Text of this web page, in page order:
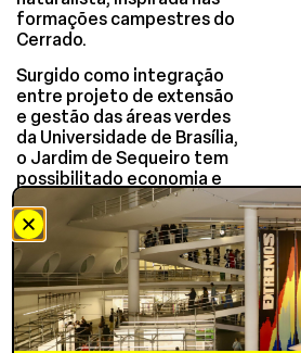
formações campestres do
Cerrado.
Surgido como integração
entre projeto de extensão
e gestão das áreas verdes
da Universidade de Brasília,
o Jardim de Sequeiro tem
possibilitado economia e
qualificação do espaço
central da Universidade, ao
mesmo tempo que tem
promovido a articulação
com atividades de ensino,
pesquisa e inovação.
Como um jardim